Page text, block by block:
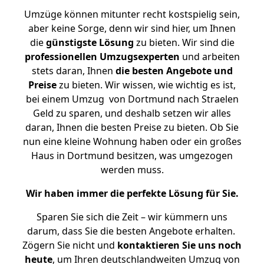
Umzüge können mitunter recht kostspielig sein,
aber keine Sorge, denn wir sind hier, um Ihnen
diegünstigste Lösung zu bieten. Wir sind die
professionellen Umzugsexperten und arbeiten
stets daran, Ihnen die besten Angebote und
Preisezu bieten. Wir wissen, wie wichtig es ist,
bei einem Umzug von Dortmund nach Straelen
Geld zu sparen, und deshalb setzen wir alles
daran, Ihnen die besten Preise zu bieten. Ob Sie
nun eine kleine Wohnung haben oder ein großes
Haus in Dortmund besitzen, was umgezogen
werden muss.
Wir haben immer die perfekte Lösung für Sie.
Sparen Sie sich die Zeit – wir kümmern uns
darum, dass Sie die besten Angebote erhalten.
Zögern Sie nicht und kontaktieren Sie uns noch
heute, um Ihren deutschlandweiten Umzug von